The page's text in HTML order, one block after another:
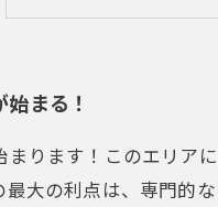
モチベーション
パーソナルジム
まる！
ります！このエリア
大の利点は、専門的